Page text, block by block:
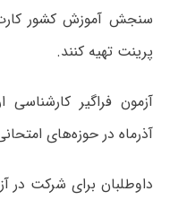
سنجش آموزش کشور
پرینت تهیه کنند.
آذرماه در حوزه‌های
داوطلبان برای شرکت در